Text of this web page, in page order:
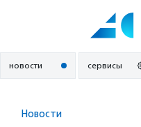
новости сервисы
Новости